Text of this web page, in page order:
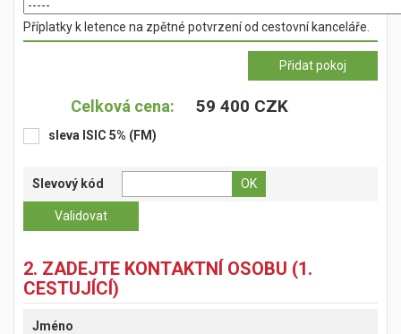
Příplatky k letence na zpětné potvrzení od cestovní kanceláře.
Celková cena: 59 400 CZK
sleva ISIC 5% (FM)
Slevový kód
2. ZADEJTE KONTAKTNÍ OSOBU (1.
CESTUJÍCÍ)
Jméno